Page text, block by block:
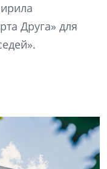
Друга» для